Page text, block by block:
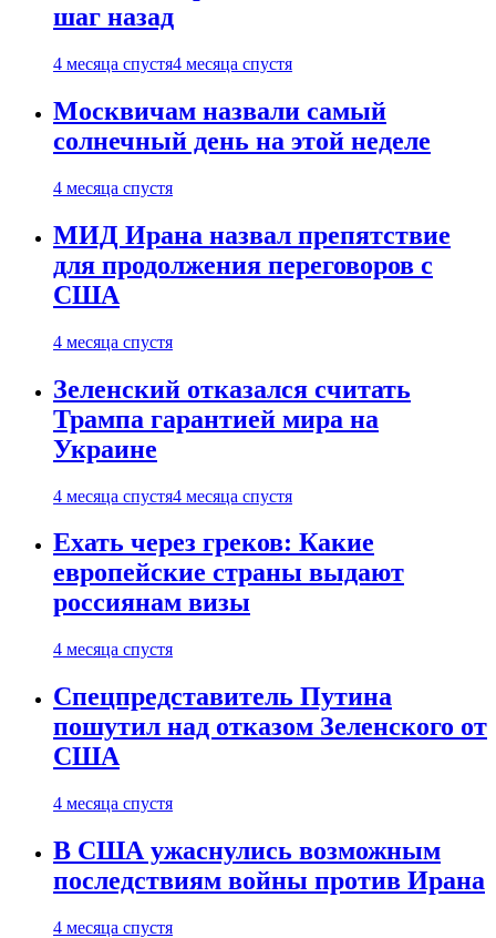
шаг назад
4 месяца спустя4 месяца спустя
Москвичам назвали самый
солнечный день на этой неделе
4 месяца спустя
МИД Ирана назвал препятствие
для продолжения переговоров с
США
4 месяца спустя
Зеленский отказался считать
Трампа гарантией мира на
Украине
4 месяца спустя4 месяца спустя
Ехать через греков: Какие
европейские страны выдают
россиянам визы
4 месяца спустя
Спецпредставитель Путина
пошутил над отказом Зеленского от
США
4 месяца спустя
В США ужаснулись возможным
последствиям войны против Ирана
4 месяца спустя